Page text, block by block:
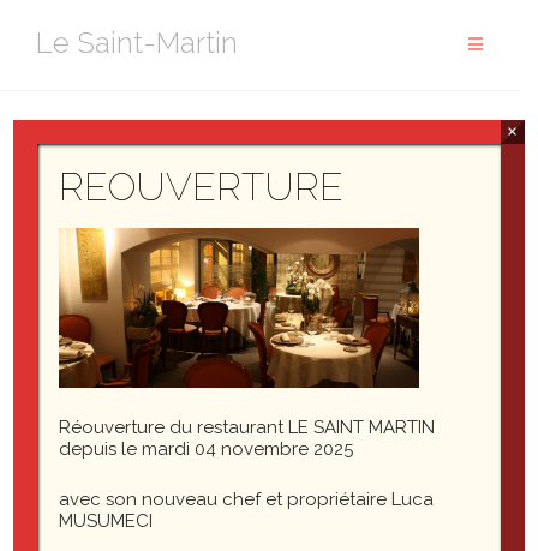
Le Saint-Martin
cropped-IMG_7737.jpg
cropped-IMG_7737.jpg
REOUVERTURE
Réouverture du restaurant LE SAINT MARTIN
depuis le mardi 04 novembre 2025
avec son nouveau chef et propriétaire Luca
MUSUMECI
×